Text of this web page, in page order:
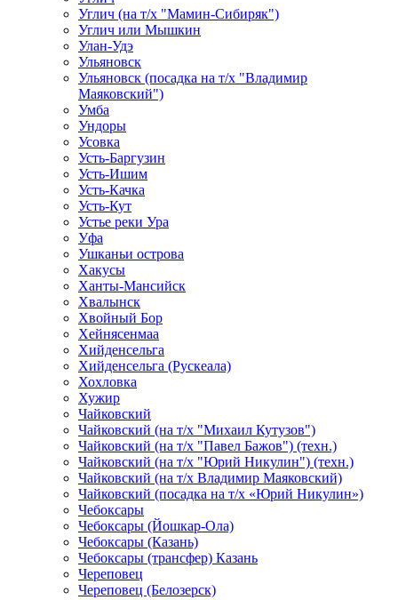
Углич (на т/х "Мамин-Сибиряк")
Углич или Мышкин
Улан-Удэ
Ульяновск
Ульяновск (посадка на т/х "Владимир
Маяковский")
Умба
Ундоры
Усовка
Усть-Баргузин
Усть-Ишим
Усть-Качка
Усть-Кут
Устье реки Ура
Уфа
Ушканьи острова
Хакусы
Ханты-Мансийск
Хвалынск
Хвойный Бор
Хейнясенмаа
Хийденсельга
Хийденсельга (Рускеала)
Хохловка
Хужир
Чайковский
Чайковский (на т/х "Михаил Кутузов")
Чайковский (на т/х "Павел Бажов") (техн.)
Чайковский (на т/х "Юрий Никулин") (техн.)
Чайковский (на т/х Владимир Маяковский)
Чайковский (посадка на т/х «Юрий Никулин»)
Чебоксары
Чебоксары (Йошкар-Ола)
Чебоксары (Казань)
Чебоксары (трансфер) Казань
Череповец
Череповец (Белозерск)